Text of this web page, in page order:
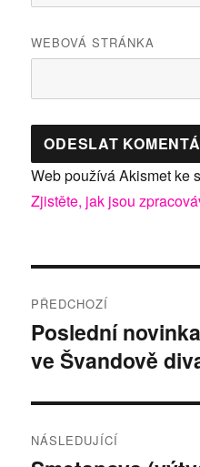
WEBOVÁ STRÁNKA
Web používá Akismet ke
Zjistěte, jak jsou
pro
příspěvek
PŘEDCHOZÍ
Předchozí
příspěvek:
Poslední
ve Švandově
NÁSLEDUJÍCÍ